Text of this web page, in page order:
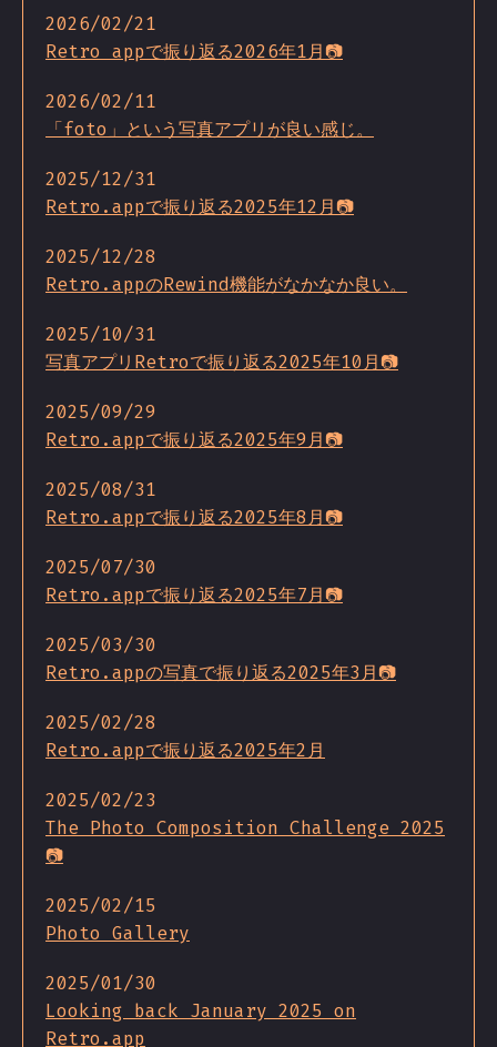
2026/02/21
Retro appで振り返る2026年1月📷
2026/02/11
「foto」という写真アプリが良い感じ。
2025/12/31
Retro.appで振り返る2025年12月📷
2025/12/28
Retro.appのRewind機能がなかなか良い。
2025/10/31
写真アプリRetroで振り返る2025年10月📷
2025/09/29
Retro.appで振り返る2025年9月📷
2025/08/31
Retro.appで振り返る2025年8月📷
2025/07/30
Retro.appで振り返る2025年7月📷
2025/03/30
Retro.appの写真で振り返る2025年3月📷
2025/02/28
Retro.appで振り返る2025年2月
2025/02/23
The Photo Composition Challenge 2025
📷
2025/02/15
Photo Gallery
2025/01/30
Looking back January 2025 on
Retro.app